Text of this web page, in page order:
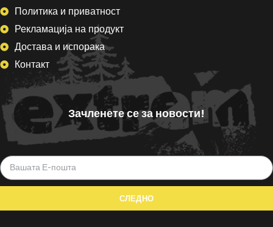
Политика и приватност
Рекламација на продукт
Достава и испорака
Контакт
Зачленете се за новости!